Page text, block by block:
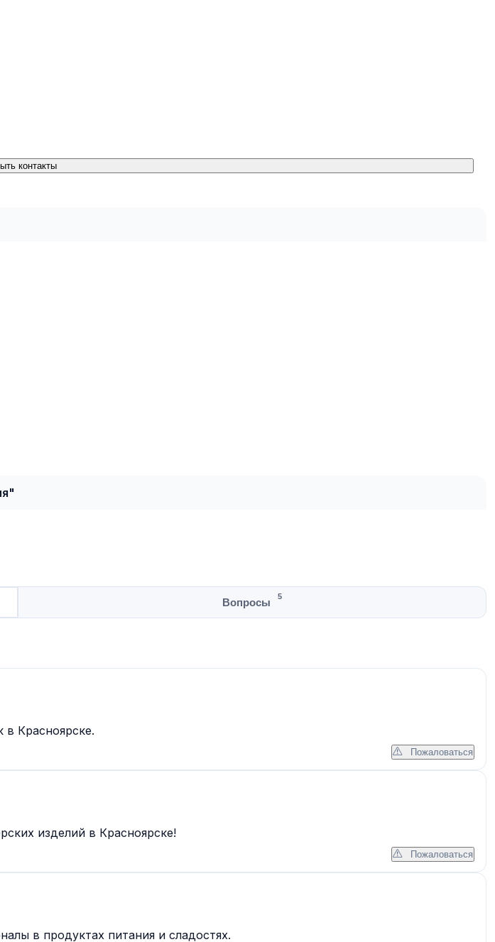
контакты
Вопросы 5
Красноярске.
Пожаловаться
изделий в Красноярске!
Пожаловаться
в продуктах питания и сладостях.